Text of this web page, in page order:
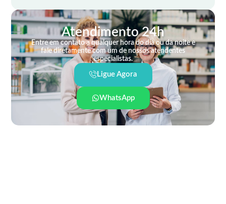
Atendimento 24h
Entre em contato a qualquer hora do dia ou da noite e
fale diretamente com um de nossos atendentes
especialistas.
Ligue Agora
WhatsApp